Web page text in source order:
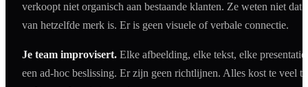
verkoopt niet organisch aan bestaande klanten. Ze weten niet dat
van hetzelfde merk is. Er is geen visuele of verbale connectie.
Je team improvisert. Elke afbeelding, elke tekst, elke presentatie
een ad-hoc beslissing. Er zijn geen richtlijnen. Alles kost te veel